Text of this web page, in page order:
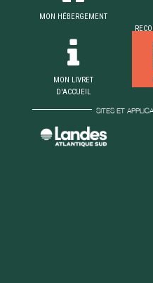
MON HÉBERGEMENT
MON LIVRET
D'ACCUEIL
SITES ET